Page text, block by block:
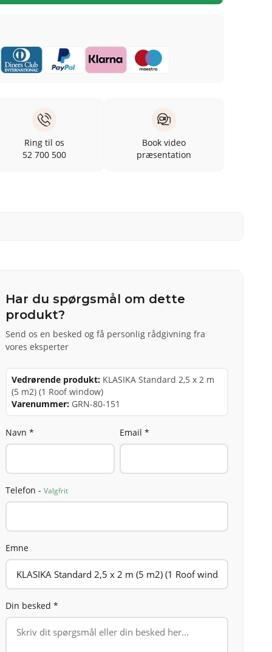
Ring til os
52 700 500
Book video
præsentation
Har du spørgsmål om dette
produkt?
Send os en besked og få personlig rådgivning fra
vores eksperter
Vedrørende produkt: KLASIKA Standard 2,5 x 2 m
(5 m2) (1 Roof window)
Varenummer: GRN-80-151
Navn * Email *
Telefon -Valgfrit
Emne
Din besked *